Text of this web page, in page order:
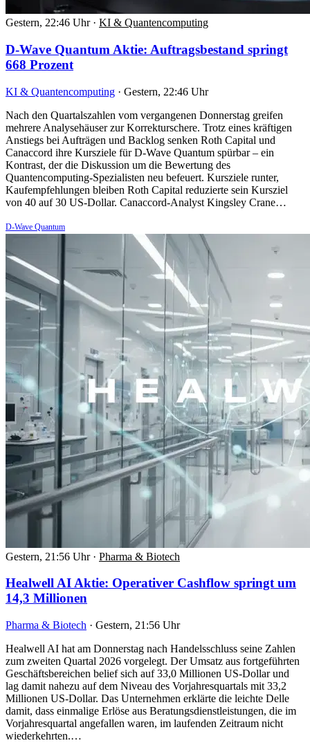
Gestern, 22:46 Uhr · KI & Quantencomputing
D-Wave Quantum Aktie: Auftragsbestand springt
668 Prozent
KI & Quantencomputing · Gestern, 22:46 Uhr
Nach den Quartalszahlen vom vergangenen Donnerstag greifen
mehrere Analysehäuser zur Korrekturschere. Trotz eines kräftigen
Anstiegs bei Aufträgen und Backlog senken Roth Capital und
Canaccord ihre Kursziele für D-Wave Quantum spürbar – ein
Kontrast, der die Diskussion um die Bewertung des
Quantencomputing-Spezialisten neu befeuert. Kursziele runter,
Kaufempfehlungen bleiben Roth Capital reduzierte sein Kursziel
von 40 auf 30 US-Dollar. Canaccord-Analyst Kingsley Crane…
D-Wave Quantum
Gestern, 21:56 Uhr · Pharma & Biotech
Healwell AI Aktie: Operativer Cashflow springt um
14,3 Millionen
Pharma & Biotech · Gestern, 21:56 Uhr
Healwell AI hat am Donnerstag nach Handelsschluss seine Zahlen
zum zweiten Quartal 2026 vorgelegt. Der Umsatz aus fortgeführten
Geschäftsbereichen belief sich auf 33,0 Millionen US-Dollar und
lag damit nahezu auf dem Niveau des Vorjahresquartals mit 33,2
Millionen US-Dollar. Das Unternehmen erklärte die leichte Delle
damit, dass einmalige Erlöse aus Beratungsdienstleistungen, die im
Vorjahresquartal angefallen waren, im laufenden Zeitraum nicht
wiederkehrten.…